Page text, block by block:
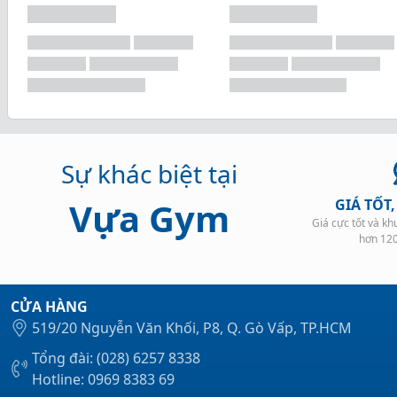
Sự khác biệt tại
Vựa Gym GIÁ
Giá cực tốt và
hơn
CỬA HÀNG
519/20 Nguyễn Văn Khối, P8, Q. Gò Vấp, TP.HCM
Tổng đài: (028) 6257 8338
Hotline: 0969 8383 69